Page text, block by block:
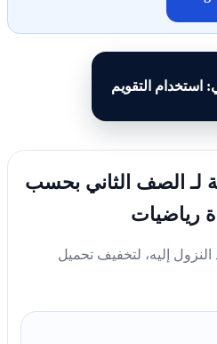
استخدام التقويم
لـ الصف الثاني بحسب
رياضيات
إليه، لتخفيف تحميل